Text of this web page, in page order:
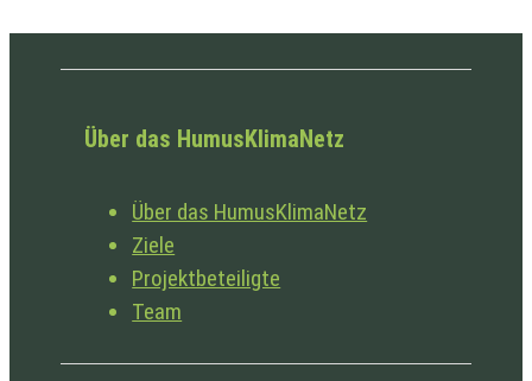
Über das HumusKlimaNetz
Über das HumusKlimaNetz
Ziele
Projektbeteiligte
Team